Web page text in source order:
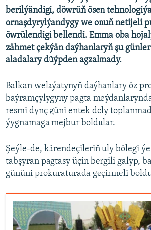
berilýändigi, döwrüň ösen
ornaşdyrylýandygy we onuň netijeli
öwrülendigi bellendi. Emma oba
zähmet çekýän daýhanlaryň şu
aladalary düýpden agzalmady.
Balkan welaýatynyň daýhanlary öz
baýramçylygyny pagta
resmi dynç güni entek doly
ýygnamaga mejbur boldular.
Şeýle-de, kärendeçileriň uly bölegi
tabşyran pagtasy üçin bergili galyp,
gününi prokuraturada geçirmeli